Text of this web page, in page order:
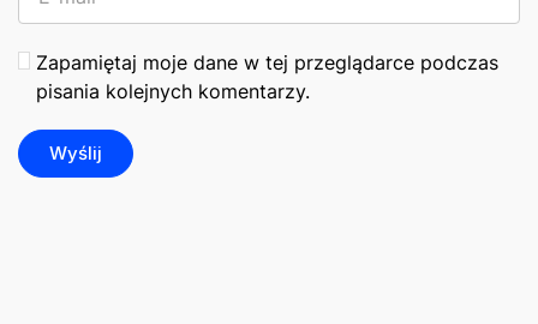
Zapamiętaj moje dane w tej przeglądarce podczas
pisania kolejnych komentarzy.